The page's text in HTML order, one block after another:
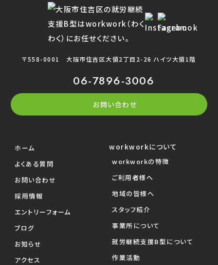
〒558-0001 大阪市住吉区大領2丁目2-26 ハイツ大領1階
06-7896-3006
お問い合わせ
ホーム
よくある質問
お問い合わせ
採用情報
エントリーフォーム
ブログ
お知らせ
アクセス
workworkについて
workworkの特徴
ご利用者様へ
地域の皆様へ
スタッフ紹介
事業所について
就労継続支援B型について
作業活動